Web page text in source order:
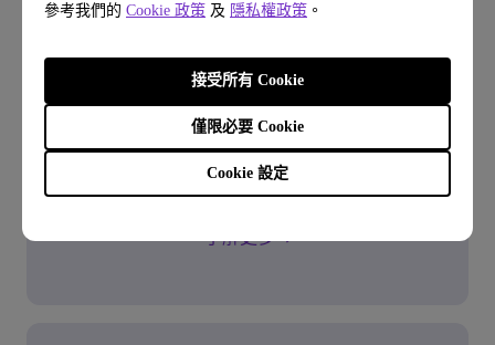
參考我們的 Cookie 政策 及 隱私權政策 。
Cookie 設定
僅限必要 Cookie
接受所有 Cookie
問與答
常見問題
了解常見問題
了解更多